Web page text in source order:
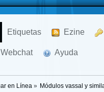
Etiquetas Ezine
Webchat Ayuda
en Línea » Módulos vassal y